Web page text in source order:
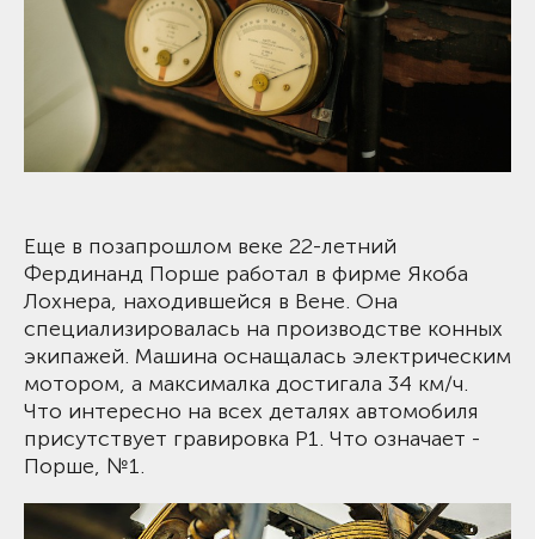
Еще в позапрошлом веке 22-летний
Фердинанд Порше работал в фирме Якоба
Лохнера, находившейся в Вене. Она
специализировалась на производстве конных
экипажей. Машина оснащалась электрическим
мотором, а максималка достигала 34 км/ч.
Что интересно на всех деталях автомобиля
присутствует гравировка P1. Что означает -
Порше, №1.